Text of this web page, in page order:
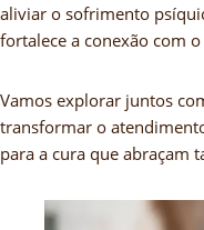
aliviar o sofrimento
fortalece a conexão com
Vamos explorar juntos
transformar o
para a cura que abraçam